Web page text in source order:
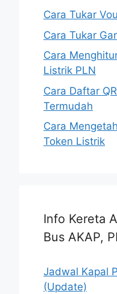
Cara Tukar
Cara Tukar
Cara
Listrik PLN
Cara Daftar
Termudah
Cara
Token Listrik
Info Kereta
Bus AKAP,
Jadwal Kapal
(Update)